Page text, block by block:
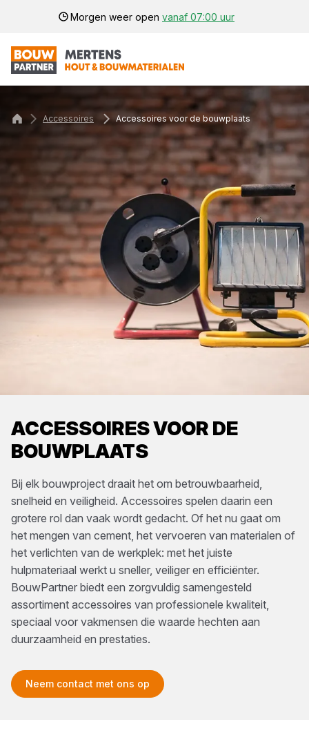
Morgen weer open vanaf 07:00 uur
ACCESSOIRES VOOR DE
BOUWPLAATS
Bij elk bouwproject draait het om betrouwbaarheid,
snelheid en veiligheid. Accessoires spelen daarin een
grotere rol dan vaak wordt gedacht. Of het nu gaat om
het mengen van cement, het vervoeren van materialen of
het verlichten van de werkplek: met het juiste
hulpmateriaal werkt u sneller, veiliger en efficiënter.
BouwPartner biedt een zorgvuldig samengesteld
assortiment accessoires van professionele kwaliteit,
speciaal voor vakmensen die waarde hechten aan
duurzaamheid en prestaties.
Neem contact met ons op
Accessoires Accessoires voor de bouwplaats